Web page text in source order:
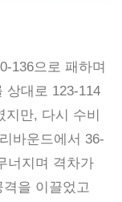
136으로 패하며
상대로 123-114
지만, 다시 수비
바운드에서 36-
너지며 격차가
을 이끌었고